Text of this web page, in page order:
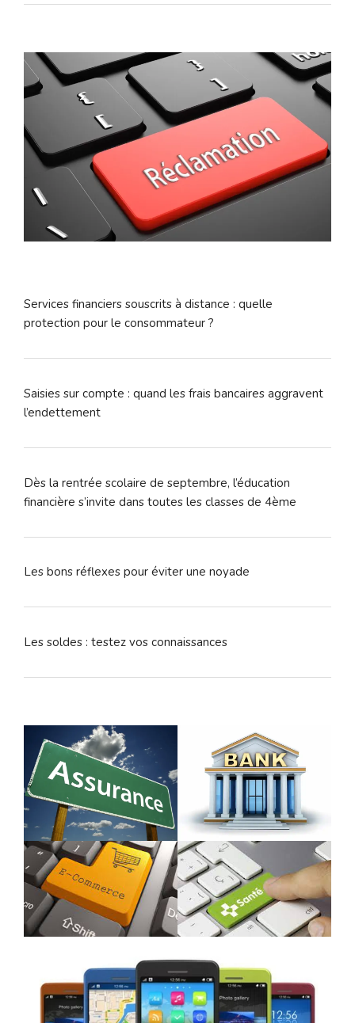
Services financiers souscrits à distance : quelle
protection pour le consommateur ?
Saisies sur compte : quand les frais bancaires aggravent
l’endettement
Dès la rentrée scolaire de septembre, l’éducation
financière s’invite dans toutes les classes de 4ème
Les bons réflexes pour éviter une noyade
Les soldes : testez vos connaissances